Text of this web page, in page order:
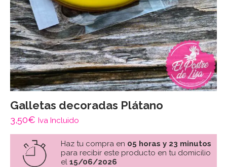
Galletas decoradas Plátano
3,50€ Iva Incluido
Haz tu compra en 05 horas y 23 minutos
para recibir este producto en tu domicilio
el 15/06/2026